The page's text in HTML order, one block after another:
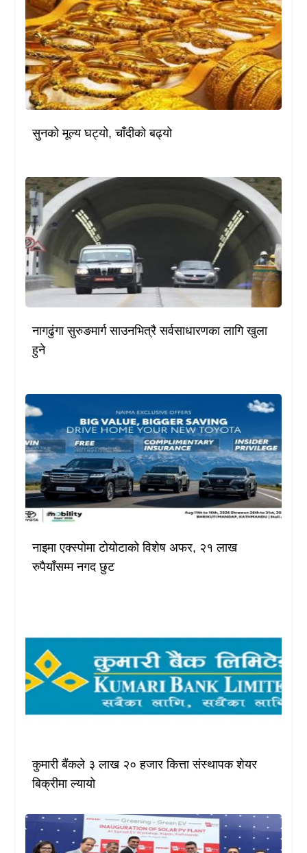
सुनको मूल्य घट्यो, चाँदीको बढ्यो
नागढुंगा सुरुङमार्ग साउनभित्रै सर्वसाधारणका लागि खुला
हुने
नाइमा एक्स्पोमा टोयोटाको विशेष अफर, २१ लाख
रुपैयाँसम्म नगद छुट
कुमारी बैंकले ३ लाख २० हजार कित्ता संस्थापक शेयर
बिक्रीमा ल्यायो